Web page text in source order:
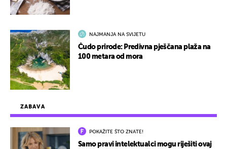
ZABAVA
POKAŽITE ŠTO ZNATE!
Samo pravi intelektualci mogu riješiti ovaj
NAJMANJA NA SVIJETU
Čudo prirode: Predivna pješčana plaža na
100 metara od mora